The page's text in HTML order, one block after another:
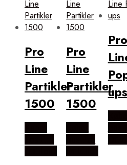
Pro
Line
Partikler
1500
Pro
Line
Partikler
1500
Pro
ups